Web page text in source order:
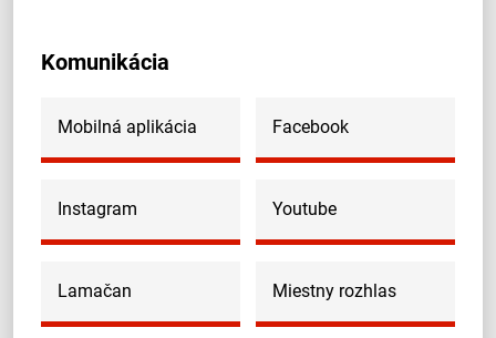
Komunikácia
Mobilná aplikácia Facebook
Instagram Youtube
Lamačan Miestny rozhlas